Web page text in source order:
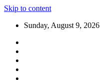
Skip to content
Sunday, August 9, 2026